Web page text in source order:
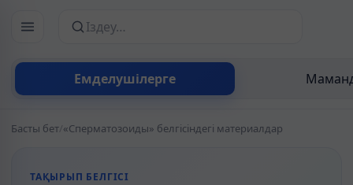
Емделушілерге
Сайттан іздеу
Басты бет/«Сперматозоиды» белгісіндегі материалдар
ТАҚЫРЫП БЕЛГІСІ